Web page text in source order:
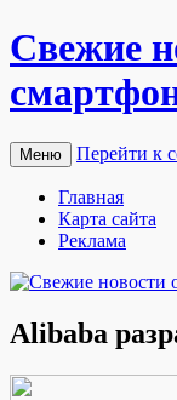
Свежие
Меню Перейти к
Главная
Карта сайта
Реклама
Alibaba